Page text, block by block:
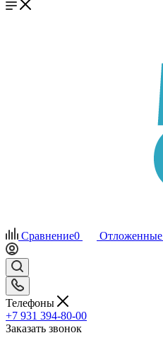
Сравнение0 Отложенные
Телефоны
+7 931 394-80-00
Заказать звонок